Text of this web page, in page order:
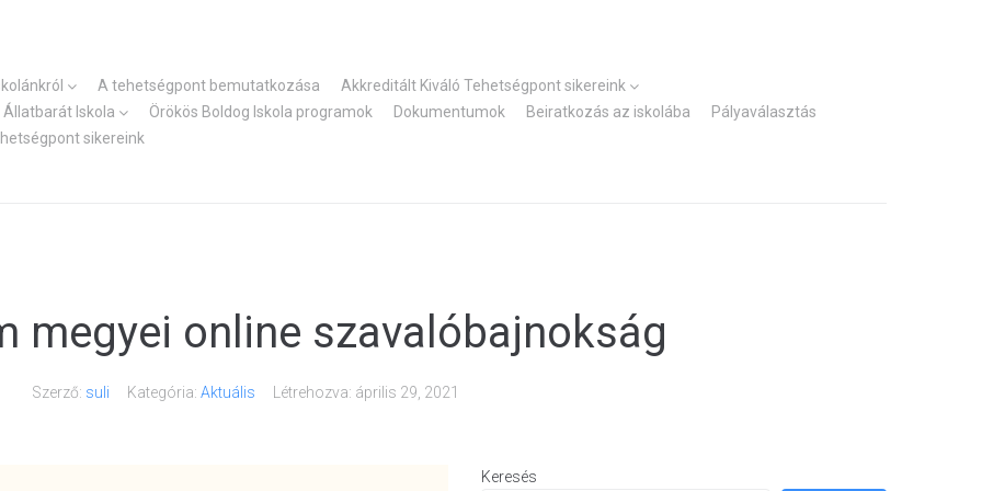
A tehetségpont bemutatkozása
Akkreditált Kiváló Tehetségpont sikereink
Állatbarát Iskola
Örökös Boldog Iskola programok Dokumentumok Beiratkozás az iskolába
Pályaválasztás
sikereink
megyei online szavalóbajnokság
Szerző: suli Kategória: Aktuális Létrehozva: április 29, 2021
Keresés